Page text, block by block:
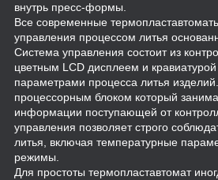
внутрь пресс-формы.
Все современные
управления процессом литья
Система управления состоит из
цветным LCD дисплеем и
параметрами процесса литья
процессорным блоком который
информации поступающей от
управления позволяет строго
литья, включая температурные
режимы.
Для простоты термопластавтомат